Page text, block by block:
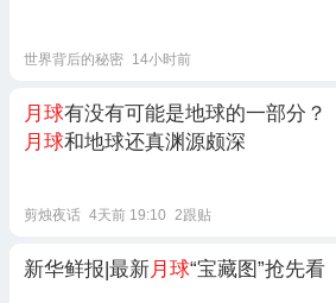
世界背后的秘密 14小时前
月球有没有可能是地球的一部分？
月球和地球还真渊源颇深
剪烛夜话 4天前 19:10 2跟贴
新华鲜报|最新月球“宝藏图”抢先看